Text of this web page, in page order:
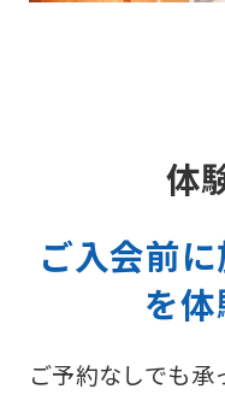
体
ご入会前
を体
ご予約なしでも